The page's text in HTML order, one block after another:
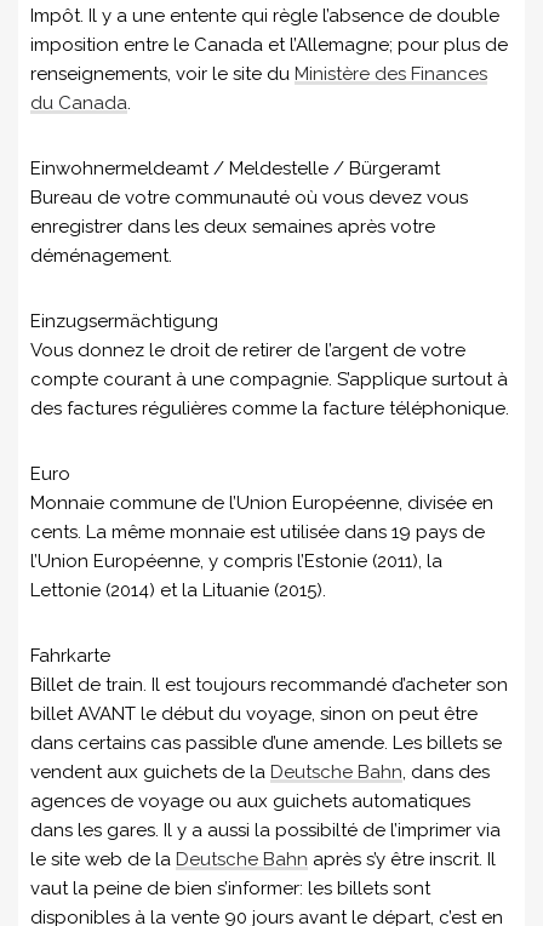
Impôt. Il y a une entente qui règle l’absence de double
imposition entre le Canada et l’Allemagne; pour plus de
renseignements, voir le site du Ministère des Finances
du Canada.
Einwohnermeldeamt / Meldestelle / Bürgeramt
Bureau de votre communauté où vous devez vous
enregistrer dans les deux semaines après votre
déménagement.
Einzugsermächtigung
Vous donnez le droit de retirer de l’argent de votre
compte courant à une compagnie. S’applique surtout à
des factures régulières comme la facture téléphonique.
Euro
Monnaie commune de l’Union Européenne, divisée en
cents. La même monnaie est utilisée dans 19 pays de
l’Union Européenne, y compris l’Estonie (2011), la
Lettonie (2014) et la Lituanie (2015).
Fahrkarte
Billet de train. Il est toujours recommandé d’acheter son
billet AVANT le début du voyage, sinon on peut être
dans certains cas passible d’une amende. Les billets se
vendent aux guichets de la Deutsche Bahn, dans des
agences de voyage ou aux guichets automatiques
dans les gares. Il y a aussi la possibilté de l’imprimer via
le site web de la Deutsche Bahn après s’y être inscrit. Il
vaut la peine de bien s’informer: les billets sont
disponibles à la vente 90 jours avant le départ, c’est en